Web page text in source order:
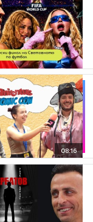
08:16